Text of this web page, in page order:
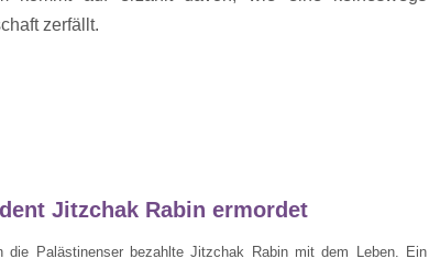
zerfällt.
Jitzchak Rabin ermordet
Palästinenser bezahlte Jitzchak Rabin mit dem Leben. Ein